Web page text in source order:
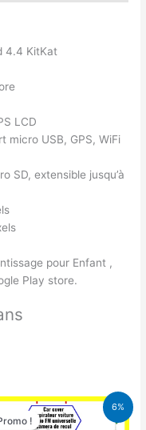
4.4 KitKat
LCD
micro USB, GPS, WiFi
SD, extensible jusqu’à
pour Enfant ,
Play store.
6%
!!
Le
prix
initial
Le
prix
actuel